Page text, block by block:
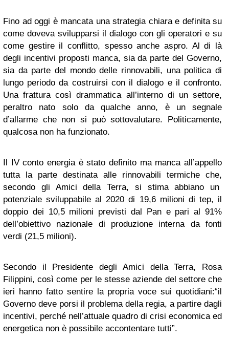
Fino ad oggi è mancata una strategia chiara e definita su
come doveva svilupparsi il dialogo con gli operatori e su
come gestire il conflitto, spesso anche aspro. Al di là
degli incentivi proposti manca, sia da parte del Governo,
sia da parte del mondo delle rinnovabili, una politica di
lungo periodo da costruirsi con il dialogo e il confronto.
Una frattura così drammatica all’interno di un settore,
peraltro nato solo da qualche anno, è un segnale
d’allarme che non si può sottovalutare. Politicamente,
qualcosa non ha funzionato.
Il IV conto energia è stato definito ma manca all’appello
tutta la parte destinata alle rinnovabili termiche che,
secondo gli Amici della Terra, si stima abbiano un
potenziale sviluppabile al 2020 di 19,6 milioni di tep, il
doppio dei 10,5 milioni previsti dal Pan e pari al 91%
dell’obiettivo nazionale di produzione interna da fonti
verdi (21,5 milioni).
Secondo il Presidente degli Amici della Terra, Rosa
Filippini, così come per le stesse aziende del settore che
ieri hanno fatto sentire la propria voce sui quotidiani:“il
Governo deve porsi il problema della regia, a partire dagli
incentivi, perché nell’attuale quadro di crisi economica ed
energetica non è possibile accontentare tutti”.